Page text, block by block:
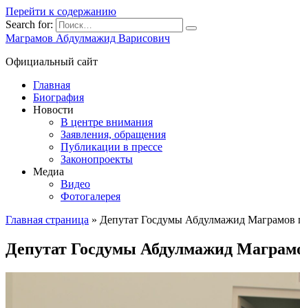
Перейти к содержанию
Search for:
Маграмов Абдулмажид Варисович
Официальный сайт
Главная
Биография
Новости
В центре внимания
Заявления, обращения
Публикации в прессе
Законопроекты
Медиа
Видео
Фотогалерея
Главная страница » Депутат Госдумы Абдулмажид Маграмов
Депутат Госдумы Абдулмажид